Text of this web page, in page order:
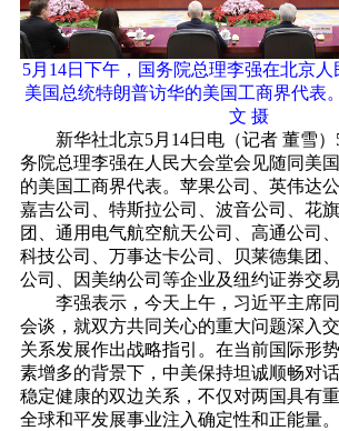
5月14日下午，国务院总理李强在北京人
美国总统特朗普访华的美国工商界代表
文 摄
新华社北京5月14日电（记者 董雪）
务院总理李强在人民大会堂会见随同美
的美国工商界代表。苹果公司、英伟达公
嘉吉公司、特斯拉公司、波音公司、花
团、通用电气航空航天公司、高通公司
科技公司、万事达卡公司、贝莱德集团
公司、因美纳公司等企业及纽约证券交易
李强表示，今天上午，习近平主席同
会谈，就双方共同关心的重大问题深入
关系发展作出战略指引。在当前国际形
素增多的背景下，中美保持坦诚顺畅对
稳定健康的双边关系，不仅对两国具有
全球和平发展事业注入确定性和正能量